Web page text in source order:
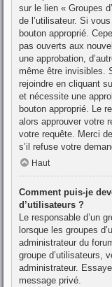
sur le lien « Groupes
de l’utilisateur. Si
bouton approprié.
pas ouverts aux
une approbation,
même être invisibles.
rejoindre en cliquant
et nécessite une
bouton approprié. Le
alors approuver votre
votre requête. Merci
s’il refuse votre
Haut
Comment puis-je
d’utilisateurs ?
Le responsable d’un
lorsque les groupes
administrateur du
groupe d’utilisateurs,
administrateur.
message privé.